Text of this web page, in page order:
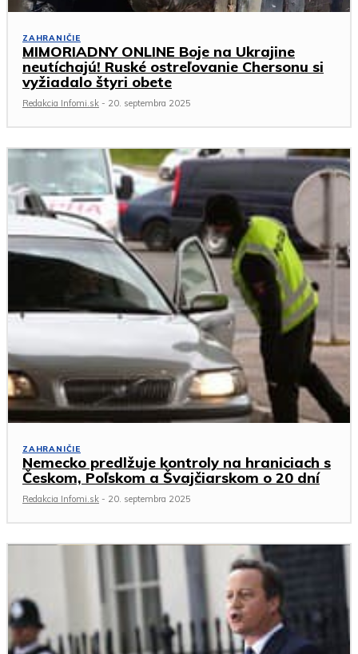
ZAHRANIČIE
MIMORIADNY ONLINE Boje na Ukrajine
neutíchajú! Ruské ostreľovanie Chersonu si
vyžiadalo štyri obete
Redakcia Infomi.sk - 20. septembra 2025
ZAHRANIČIE
Nemecko predlžuje kontroly na hraniciach s
Českom, Poľskom a Švajčiarskom o 20 dní
Redakcia Infomi.sk - 20. septembra 2025